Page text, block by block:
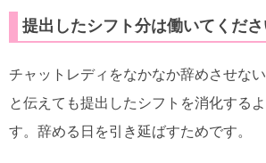
提出したシフト分は働いてくだ
チャットレディをなかなか辞めさせな
と伝えても提出したシフトを消化する
す。辞める日を引き延ばすためです。